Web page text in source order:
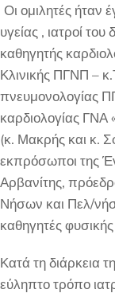
Οι ομιλητές ήταν
υγείας , ιατροί
καθηγητής
Κλινικής ΠΓΝΠ –
πνευμονολογίας
καρδιολογίας ΓΝΑ
(κ. Μακρής και κ.
εκπρόσωποι της
Αρβανίτης,
Νήσων και Πελ/
καθηγητές
Κατά τη διάρκεια
εύληπτο τρόπο